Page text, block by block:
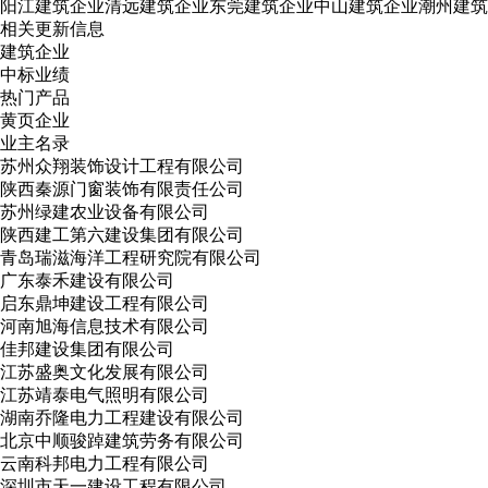
阳江建筑企业清远建筑企业东莞建筑企业中山建筑企业潮州建
相关更新信息
建筑企业
中标业绩
热门产品
黄页企业
业主名录
苏州众翔装饰设计工程有限公司
陕西秦源门窗装饰有限责任公司
苏州绿建农业设备有限公司
陕西建工第六建设集团有限公司
青岛瑞滋海洋工程研究院有限公司
广东泰禾建设有限公司
启东鼎坤建设工程有限公司
河南旭海信息技术有限公司
佳邦建设集团有限公司
江苏盛奥文化发展有限公司
江苏靖泰电气照明有限公司
湖南乔隆电力工程建设有限公司
北京中顺骏踔建筑劳务有限公司
云南科邦电力工程有限公司